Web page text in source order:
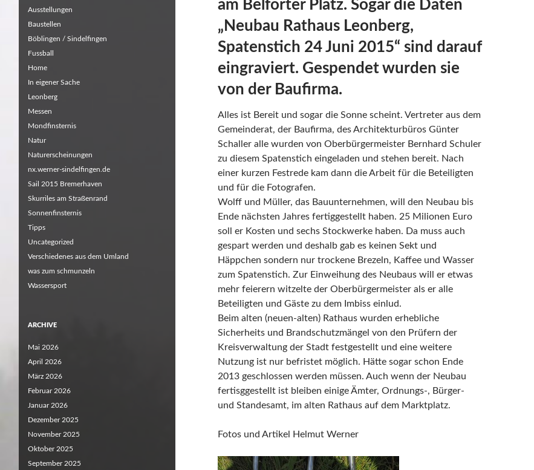
am Belforter Platz. Sogar die Daten
„Neubau Rathaus Leonberg,
Spatenstich 24 Juni 2015“ sind darauf
eingraviert. Gespendet wurden sie
von der Baufirma.
Alles ist Bereit und sogar die Sonne scheint. Vertreter aus dem
Gemeinderat, der Baufirma, des Architekturbüros Günter
Schaller alle wurden von Oberbürgermeister Bernhard Schuler
zu diesem Spatenstich eingeladen und stehen bereit. Nach
einer kurzen Festrede kam dann die Arbeit für die Beteiligten
und für die Fotografen.
Wolff und Müller, das Bauunternehmen, will den Neubau bis
Ende nächsten Jahres fertiggestellt haben. 25 Milionen Euro
soll er Kosten und sechs Stockwerke haben. Da muss auch
gespart werden und deshalb gab es keinen Sekt und
Häppchen sondern nur trockene Brezeln, Kaffee und Wasser
zum Spatenstich. Zur Einweihung des Neubaus will er etwas
mehr feierern witzelte der Oberbürgermeister als er alle
Beteiligten und Gäste zu dem Imbiss einlud.
Beim alten (neuen-alten) Rathaus wurden erhebliche
Sicherheits und Brandschutzmängel von den Prüfern der
Kreisverwaltung der Stadt festgestellt und eine weitere
Nutzung ist nur befristet möglich. Hätte sogar schon Ende
2013 geschlossen werden müssen. Auch wenn der Neubau
fertisggestellt ist bleiben einige Ämter, Ordnungs-, Bürger-
und Standesamt, im alten Rathaus auf dem Marktplatz.
Fotos und Artikel Helmut Werner
Ausstellungen
Baustellen
Böblingen / Sindelfingen
Fussball
Home
In eigener Sache
Leonberg
Messen
Mondfinsternis
Natur
Naturerscheinungen
nx.werner-sindelfingen.de
Sail 2015 Bremerhaven
Skurriles am Straßenrand
Sonnenfinsternis
Tipps
Uncategorized
Verschiedenes aus dem Umland
was zum schmunzeln
Wassersport
ARCHIVE
Mai 2026
April 2026
März 2026
Februar 2026
Januar 2026
Dezember 2025
November 2025
Oktober 2025
September 2025